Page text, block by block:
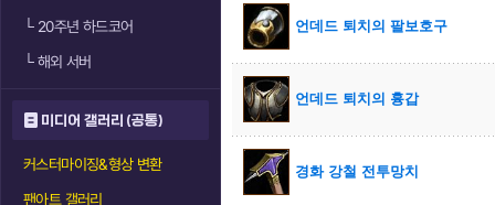
└20주년 하드코어
└해외 서버
미디어 갤러리 (공통)
커스터마이징&형상 변환
팬아트 갤러리
언데드 퇴치의 팔보호구
언데드 퇴치의 흉갑
경화 강철 전투망치